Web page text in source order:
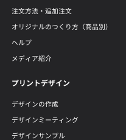
注文方法・追加注文
オリジナルのつくり方（商品別）
ヘルプ
メディア紹介
プリントデザイン
デザインの作成
デザインミーティング
デザインサンプル